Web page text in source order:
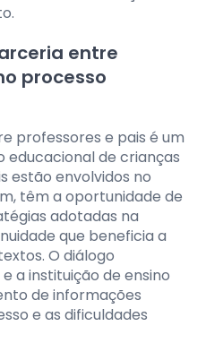
entre
processo
professores e pais é um
educacional de crianças
estão envolvidos no
têm a oportunidade de
adotadas na
que beneficia a
O diálogo
a instituição de ensino
de informações
e as dificuldades